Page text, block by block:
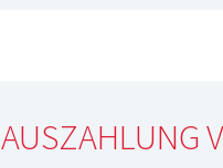
AUSZAHLUNG